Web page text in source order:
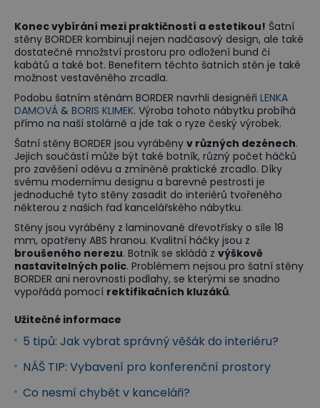
Konec vybírání mezi praktičností a estetikou! Šatní
stěny BORDER kombinují nejen nadčasový design, ale také
dostatečné množství prostoru pro odložení bund či
kabátů a také bot. Benefitem těchto šatních stěn je také
možnost vestavěného zrcadla.
Podobu šatním stěnám BORDER navrhli designéři LENKA
DAMOVÁ & BORIS KLIMEK. Výroba tohoto nábytku probíhá
přímo na naší stolárně a jde tak o ryze český výrobek.
Šatní stěny BORDER jsou vyráběny v různých dezénech.
Jejich součástí může být také botník, různý počet háčků
pro zavěšení oděvu a zmíněné praktické zrcadlo. Díky
svému modernímu designu a barevné pestrosti je
jednoduché tyto stěny zasadit do interiérů tvořeného
některou z našich řad kancelářského nábytku.
Stěny jsou vyráběny z laminované dřevotřísky o síle 18
mm, opatřeny ABS hranou. Kvalitní háčky jsou z
broušeného nerezu. Botník se skládá z výškově
nastavitelných polic. Problémem nejsou pro šatní stěny
BORDER ani nerovnosti podlahy, se kterými se snadno
vypořádá pomocí rektifikačních kluzáků.
Užitečné informace
5 tipů: Jak vybrat správný věšák do interiéru?
NÁŠ TIP: Vybavení pro konferenční prostory
Co nesmí chybět v kanceláři?